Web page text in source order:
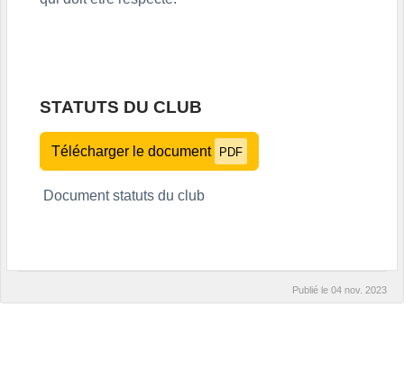
STATUTS DU CLUB
Télécharger le document PDF
Document statuts du club
Publié le 04 nov. 2023